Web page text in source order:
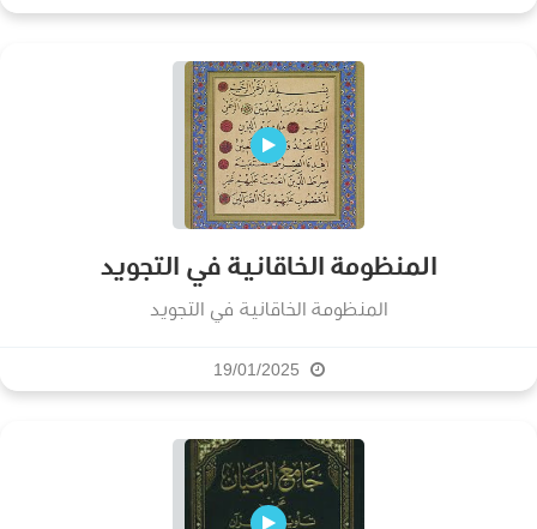
المنظومة الخاقانية في التجويد
المنظومة الخاقانية في التجويد